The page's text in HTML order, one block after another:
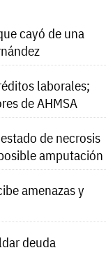
cayó de una
laborales;
de AHMSA
de necrosis
amputación
amenazas y
deuda